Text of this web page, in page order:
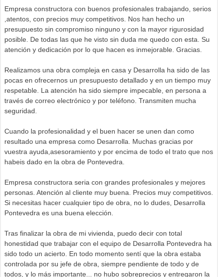
Empresa constructora con buenos profesionales trabajando, serios
,atentos, con precios muy competitivos. Nos han hecho un
presupuesto sin compromiso ninguno y con la mayor rigurosidad
posible. De todas las que he visto sin duda me quedo con esta. Su
atención y dedicación por lo que hacen es inmejorable. Gracias.
Realizamos una obra compleja en casa y Desarrolla ha sido de las
pocas en ofrecernos un presupuesto detallado y en un tiempo muy
respetable. La atención ha sido siempre impecable, en persona a
través de correo electrónico y por teléfono. Transmiten mucha
seguridad.
Cuando la profesionalidad y el buen hacer se unen dan como
resultado una empresa como Desarrolla. Muchas gracias por
vuestra ayuda,asesoramiento y por encima de todo el trato que nos
habeis dado en la obra de Pontevedra.
Empresa constructora seria con grandes profesionales y mejores
personas. Atención al cliente muy buena. Precios muy competitivos.
Si necesitas hacer cualquier tipo de obra, no lo dudes, Desarrolla
Pontevedra es una buena elección.
Tras finalizar la obra de mi vivienda, puedo decir con total
honestidad que trabajar con el equipo de Desarrolla Pontevedra ha
sido todo un acierto. En todo momento sentí que la obra estaba
controlada por su jefe de obra, siempre pendiente de todo y de
todos, y lo más importante... no hubo sobreprecios y entregaron la